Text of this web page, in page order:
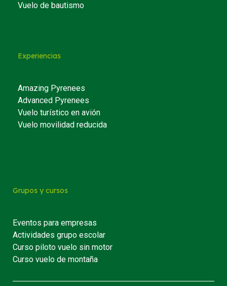
Vuelo de bautismo
Experiencias
Amazing Pyrenees
Advanced Pyrenees
Vuelo turístico en avión
Vuelo movilidad reducida
Grupos y cursos
Eventos para empresas
Actividades grupo escolar
Curso piloto vuelo sin motor
Curso vuelo de montaña